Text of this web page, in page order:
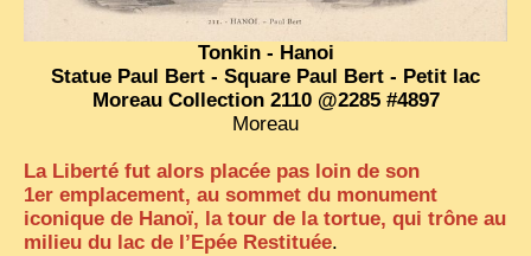
Tonkin - Hanoi
Statue Paul Bert - Square Paul Bert - Petit lac
Moreau Collection 2110 @2285 #4897
Moreau
La Liberté fut alors placée pas loin de son
1er emplacement, au sommet du monument
iconique de Hanoï, la tour de la tortue, qui trône au
milieu du lac de l’Epée Restituée.